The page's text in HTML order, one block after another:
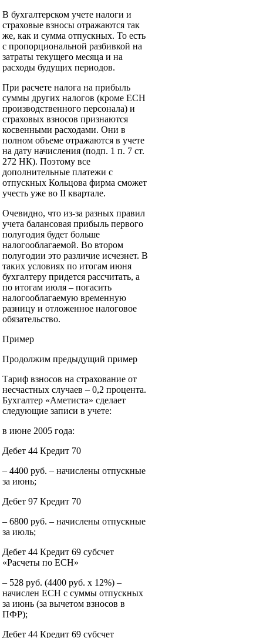
В бухгалтерском учете налоги и
страховые взносы отражаются так
же, как и сумма отпускных. То есть
с пропорциональной разбивкой на
затраты текущего месяца и на
расходы будущих периодов.
При расчете налога на прибыль
суммы других налогов (кроме ЕСН
производственного персонала) и
страховых взносов признаются
косвенными расходами. Они в
полном объеме отражаются в учете
на дату начисления (подп. 1 п. 7 ст.
272 НК). Поэтому все
дополнительные платежи с
отпускных Кольцова фирма сможет
учесть уже во II квартале.
Очевидно, что из-за разных правил
учета балансовая прибыль первого
полугодия будет больше
налогооблагаемой. Во втором
полугодии это различие исчезнет. В
таких условиях по итогам июня
бухгалтеру придется рассчитать, а
по итогам июля – погасить
налогооблагаемую временную
разницу и отложенное налоговое
обязательство.
Пример
Продолжим предыдущий пример
Тариф взносов на страхование от
несчастных случаев – 0,2 процента.
Бухгалтер «Аметиста» сделает
следующие записи в учете:
в июне 2005 года:
Дебет 44 Кредит 70
– 4400 руб. – начислены отпускные
за июнь;
Дебет 97 Кредит 70
– 6800 руб. – начислены отпускные
за июль;
Дебет 44 Кредит 69 субсчет
«Расчеты по ЕСН»
– 528 руб. (4400 руб. х 12%) –
начислен ЕСН с суммы отпускных
за июнь (за вычетом взносов в
ПФР);
Дебет 44 Кредит 69 субсчет